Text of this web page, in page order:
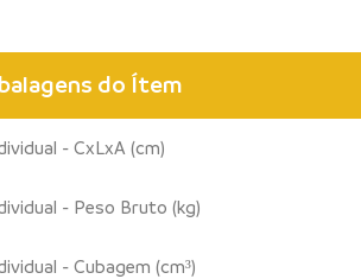
do Ítem
- CxLxA (cm)
- Peso Bruto (kg)
- Cubagem (cm³)